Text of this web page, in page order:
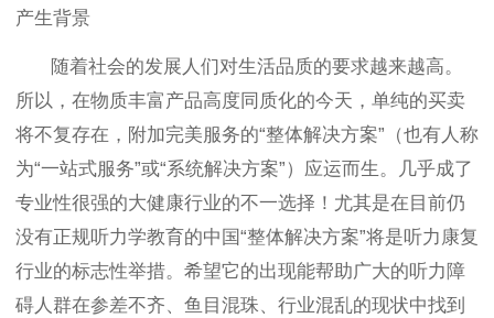
产生背景
随着社会的发展人们对生活品质的要求越来越高。
所以，在物质丰富产品高度同质化的今天，单纯的买卖
将不复存在，附加完美服务的“整体解决方案”（也有人称
为“一站式服务”或“系统解决方案”）应运而生。几乎成了
专业性很强的大健康行业的不一选择！尤其是在目前仍
没有正规听力学教育的中国“整体解决方案”将是听力康复
行业的标志性举措。希望它的出现能帮助广大的听力障
碍人群在参差不齐、鱼目混珠、行业混乱的现状中找到